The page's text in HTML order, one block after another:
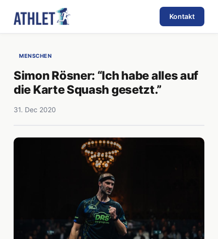
Kontakt
MENSCHEN
Simon Rösner: “Ich habe alles auf
die Karte Squash gesetzt.”
31. Dec 2020